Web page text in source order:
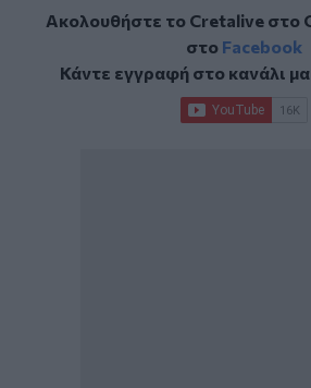
Ακολουθήστε το Cretalive στο
στο Facebook
Κάντε εγγραφή στο κανάλι